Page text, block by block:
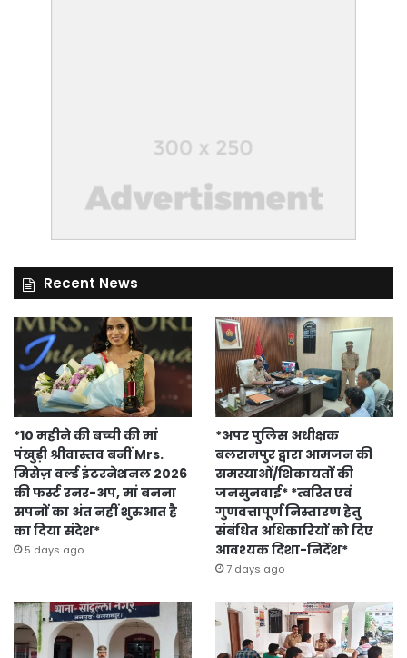
Recent News
*10 महीने की बच्ची की मां
पंखुड़ी श्रीवास्तव बनीं Mrs.
मिसेज़ वर्ल्ड इंटरनेशनल 2026
की फर्स्ट रनर-अप, मां बनना
सपनों का अंत नहीं शुरुआत है
का दिया संदेश*
5 days ago
*अपर पुलिस अधीक्षक
बलरामपुर द्वारा आमजन की
समस्याओं/शिकायतों की
जनसुनवाई* *त्वरित एवं
गुणवत्तापूर्ण निस्तारण हेतु
संबंधित अधिकारियों को दिए
आवश्यक दिशा-निर्देश*
7 days ago